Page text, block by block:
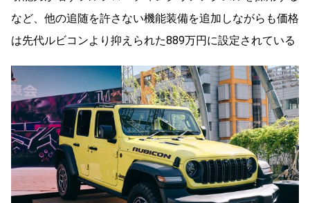
など、他の追随を許さない機能装備を追加しながらも価格
は先代ルビコンより抑えられた889万円に設定されている